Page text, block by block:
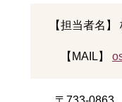
【担当者名
【MAIL】